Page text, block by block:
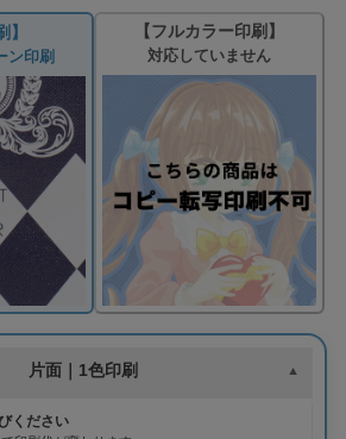
】
ン印刷
【フルカラー印刷】
対応していません
片面｜1色印刷
ください